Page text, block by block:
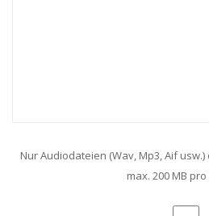
Nur Audiodateien (Wav, Mp3, Aif
max. 200 MB